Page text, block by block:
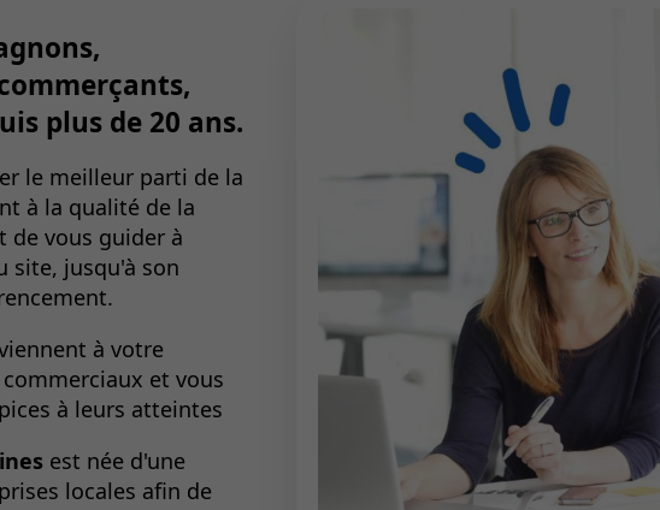
plus de 20 ans.
le meilleur parti de la
à la qualité de la
de vous guider à
site, jusqu'à son
à votre
et vous
à leurs atteintes
est née d'une
locales afin de